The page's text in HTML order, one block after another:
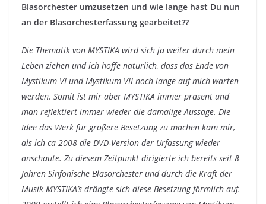
Blasorchester umzusetzen und wie lange hast Du nun
an der Blasorchesterfassung gearbeitet??
Die Thematik von MYSTIKA wird sich ja weiter durch mein
Leben ziehen und ich hoffe natürlich, dass das Ende von
Mystikum VI und Mystikum VII noch lange auf mich warten
werden. Somit ist mir aber MYSTIKA immer präsent und
man reflektiert immer wieder die damalige Aussage. Die
Idee das Werk für größere Besetzung zu machen kam mir,
als ich ca 2008 die DVD-Version der Urfassung wieder
anschaute. Zu diesem Zeitpunkt dirigierte ich bereits seit 8
Jahren Sinfonische Blasorchester und durch die Kraft der
Musik MYSTIKA’s drängte sich diese Besetzung förmlich auf.